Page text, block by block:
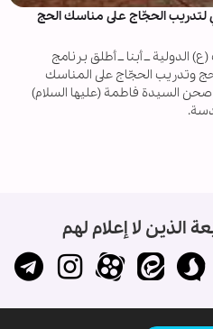
لتدريب الحجّاج على مناسك الحج
الدولية ــ أبنا ــ أطلق برنامج
وتدريب الحجّاج على المناسك
السيدة فاطمة (عليها السلام)
الذين لا إعلام لهم